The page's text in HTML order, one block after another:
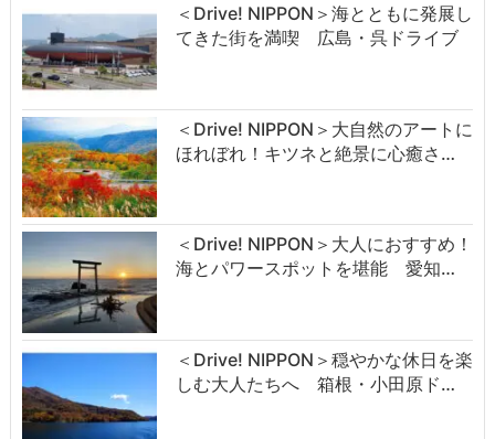
＜Drive! NIPPON＞海とともに発展し
てきた街を満喫 広島・呉ドライブ
＜Drive! NIPPON＞大自然のアートに
ほれぼれ！キツネと絶景に心癒さ…
＜Drive! NIPPON＞大人におすすめ！
海とパワースポットを堪能 愛知…
＜Drive! NIPPON＞穏やかな休日を楽
しむ大人たちへ 箱根・小田原ド…